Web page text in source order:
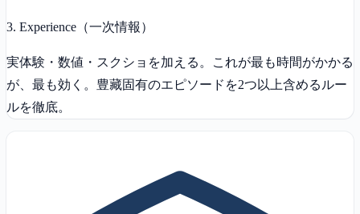
3. Experience（一次情報）
実体験・数値・スクショを加える。これが最も時間がかかる
が、最も効く。豊藏固有のエピソードを2つ以上含めるルー
ルを徹底。